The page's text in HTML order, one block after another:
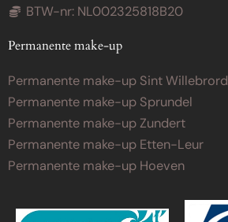
BTW-nr: NL002325818B20
Permanente make-up
Permanente make-up Sint Willebrord
Permanente make-up Sprundel
Permanente make-up Zundert
Permanente make-up Etten-Leur
Permanente make-up Hoeven